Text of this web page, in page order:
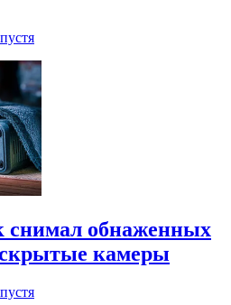
снимал обнаженных
камеры